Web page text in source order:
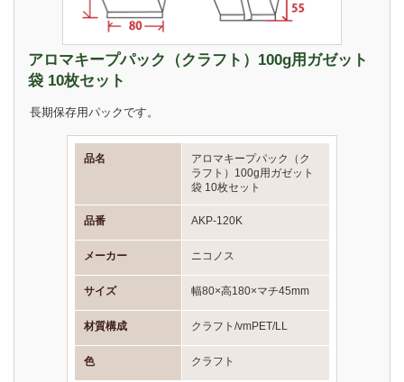
アロマキープパック（クラフト）100g用ガゼット
袋 10枚セット
長期保存用パックです。
品名
アロマキープパック（ク
ラフト）100g用ガゼット
袋 10枚セット
品番 AKP-120K
メーカー ニコノス
サイズ 幅80×高180×マチ45mm
材質構成 クラフト/vmPET/LL
色 クラフト